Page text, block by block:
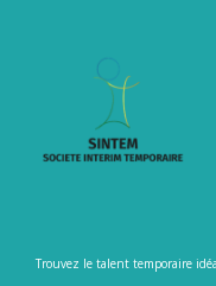
Trouvez le talent temporaire